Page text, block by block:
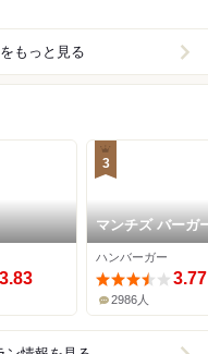
もっと見る
3.83
3
マンチズ バーガ
ャック
ハンバーガー
3.77
2986人